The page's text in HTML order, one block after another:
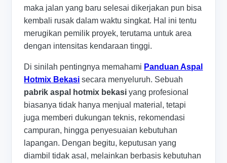
maka jalan yang baru selesai dikerjakan pun bisa
kembali rusak dalam waktu singkat. Hal ini tentu
merugikan pemilik proyek, terutama untuk area
dengan intensitas kendaraan tinggi.
Di sinilah pentingnya memahami Panduan Aspal
Hotmix Bekasi secara menyeluruh. Sebuah
pabrik aspal hotmix bekasi yang profesional
biasanya tidak hanya menjual material, tetapi
juga memberi dukungan teknis, rekomendasi
campuran, hingga penyesuaian kebutuhan
lapangan. Dengan begitu, keputusan yang
diambil tidak asal, melainkan berbasis kebutuhan